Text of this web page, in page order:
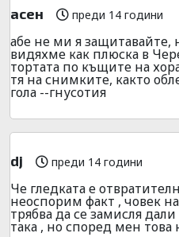
асен преди 14 години
абе не ми я защитавайте,
видяхме как плюска в
тортата по къщите на
тя на снимките, както
гола --гнусотия
dj преди 14 години
Че гледката е
неоспорим факт , човек
трябва да се замисля
така , но според мен това